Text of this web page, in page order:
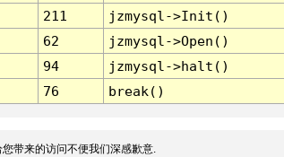
211
jzmysql->Init()
62
jzmysql->Open()
94
jzmysql->halt()
76 break()
带来的访问不便我们深感歉意.